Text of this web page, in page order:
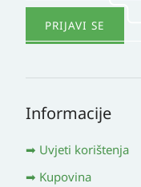
Informacije
Uvjeti korištenja
Kupovina